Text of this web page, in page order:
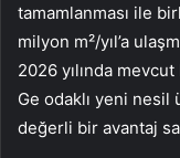
tamamlanması ile
milyon m²/yıl’a
2026 yılında
Ge odaklı yeni
değerli bir avantaj